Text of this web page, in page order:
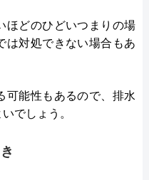
ほどのひどいつまりの場
は対処できない場合もあ
可能性もあるので、排水
でしょう。